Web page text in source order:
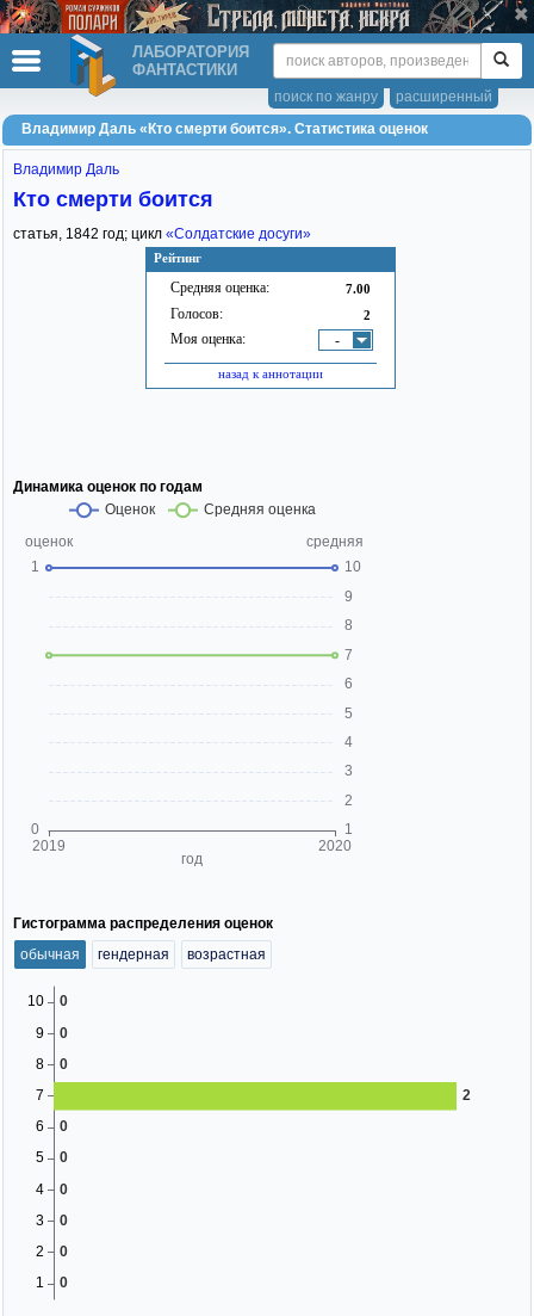
ЛАБОРАТОРИЯ
ФАНТАСТИКИ
расширенный
поиск по жанру
Владимир Даль «Кто смерти боится». Статистика оценок
Рейтинг
Средняя оценка: 7.00
Голосов: 2
Моя оценка: -
назад к аннотации
Владимир Даль
Кто смерти боится
статья, 1842 год; цикл «Солдатские досуги»
Динамика оценок по годам
Гистограмма распределения оценок
обычная
гендерная возрастная